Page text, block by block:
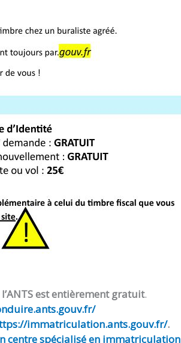
est entièrement gratuit.
immatriculation.ants.gouv.fr/.
centre spécialisé en immatriculation